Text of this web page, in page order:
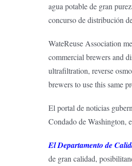
agua potable de gran
concurso de distribución
WateReuse Association
commercial brewers and
ultrafiltration, reverse
brewers to use this same
El portal de noticias
Condado de Washington,
El Departamento de
de gran calidad,